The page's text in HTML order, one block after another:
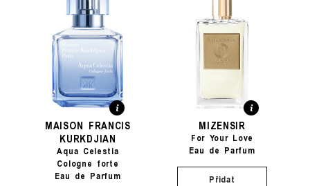
MAISON FRANCIS
KURKDJIAN
Aqua Celestia
Cologne forte
Eau de Parfum
MIZENSIR
For Your Love
Eau de Parfum
Přidat